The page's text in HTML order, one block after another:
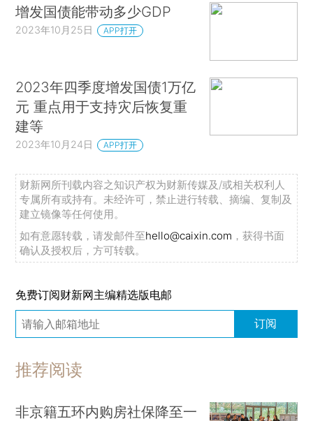
增发国债能带动多少GDP
2023年10月25日 APP打开
2023年四季度增发国债1万亿
元 重点用于支持灾后恢复重
建等
2023年10月24日 APP打开
财新网所刊载内容之知识产权为财新传媒及/或相关权利人
专属所有或持有。未经许可，禁止进行转载、摘编、复制及
建立镜像等任何使用。
如有意愿转载，请发邮件至hello@caixin.com ，获得书面
确认及授权后，方可转载。
免费订阅财新网主编精选版电邮
订阅
推荐阅读
非京籍五环内购房社保降至一